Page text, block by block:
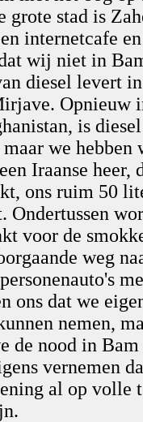
grote stad is
internetcafe
wij niet in
diesel levert
Opnieuw
is
we
Iraanse heer,
ons ruim 50
Ondertussen
voor de
weg
ons dat we
nemen,
de nood in
vernemen
al op volle